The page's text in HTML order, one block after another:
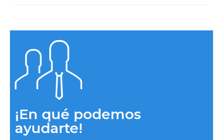
¡En qué podemos
ayudarte!